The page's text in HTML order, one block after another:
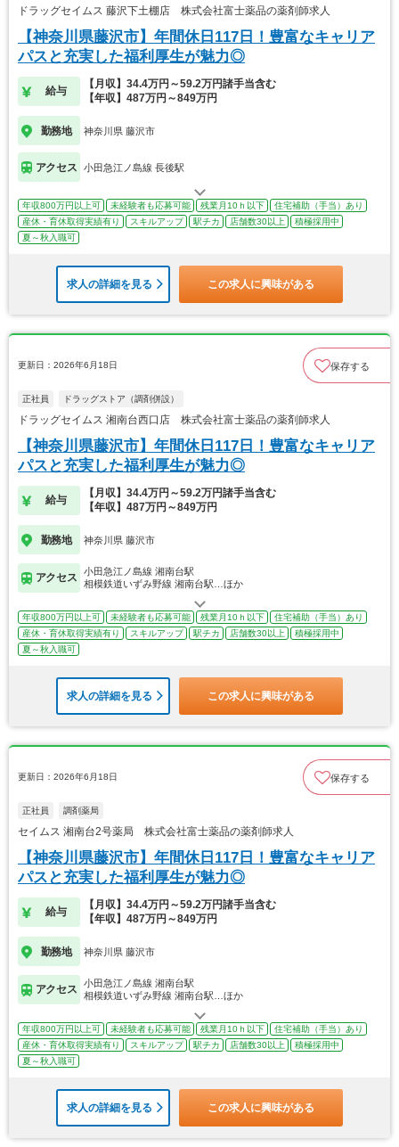
ドラッグセイムス 藤沢下土棚店 株式会社富士薬品の薬剤師求人
【神奈川県藤沢市】年間休日117日！豊富なキャリア
パスと充実した福利厚生が魅力◎
給与
【月収】34.4万円～59.2万円諸手当含む
【年収】487万円～849万円
勤務地 神奈川県 藤沢市
アクセス 小田急江ノ島線 長後駅
年収800万円以上可 未経験者も応募可能 残業月10ｈ以下
住宅補助（手当）あり
産休・育休取得実績有り
スキルアップ 駅チカ 店舗数30以上
積極採用中
夏～秋入職可
求人の詳細を見る この求人に興味がある
更新日：2026年6月18日 保存する
正社員 ドラッグストア（調剤併設）
ドラッグセイムス 湘南台西口店 株式会社富士薬品の薬剤師求人
【神奈川県藤沢市】年間休日117日！豊富なキャリア
パスと充実した福利厚生が魅力◎
給与
【月収】34.4万円～59.2万円諸手当含む
【年収】487万円～849万円
勤務地 神奈川県 藤沢市
アクセス
小田急江ノ島線 湘南台駅
相模鉄道いずみ野線 湘南台駅…ほか
年収800万円以上可 未経験者も応募可能 残業月10ｈ以下
住宅補助（手当）あり
産休・育休取得実績有り
スキルアップ 駅チカ 店舗数30以上
積極採用中
夏～秋入職可
求人の詳細を見る この求人に興味がある
更新日：2026年6月18日 保存する
正社員 調剤薬局
セイムス 湘南台2号薬局 株式会社富士薬品の薬剤師求人
【神奈川県藤沢市】年間休日117日！豊富なキャリア
パスと充実した福利厚生が魅力◎
給与
【月収】34.4万円～59.2万円諸手当含む
【年収】487万円～849万円
勤務地 神奈川県 藤沢市
アクセス
小田急江ノ島線 湘南台駅
相模鉄道いずみ野線 湘南台駅…ほか
年収800万円以上可 未経験者も応募可能 残業月10ｈ以下
住宅補助（手当）あり
産休・育休取得実績有り
スキルアップ 駅チカ 店舗数30以上
積極採用中
夏～秋入職可
求人の詳細を見る この求人に興味がある